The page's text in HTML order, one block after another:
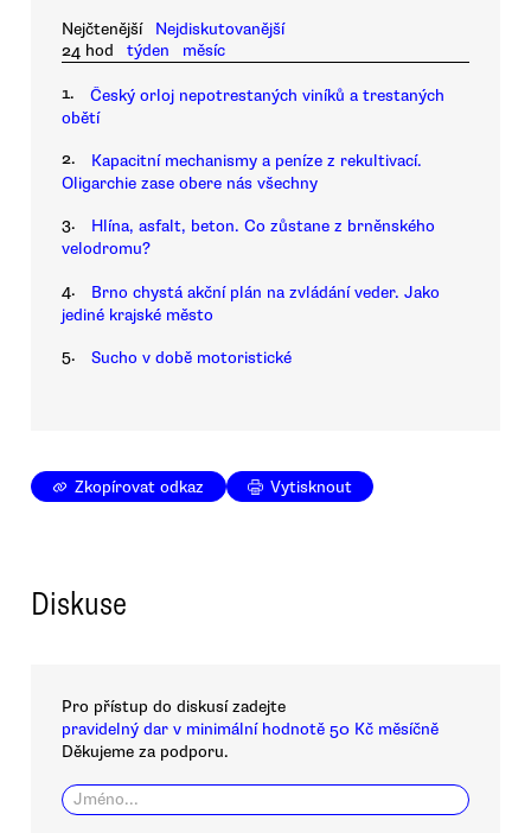
Nejčtenější
Nejdiskutovanější
24 hod
týden měsíc
1.
Český orloj nepotrestaných viníků a trestaných
obětí
2.
Kapacitní mechanismy a peníze z rekultivací.
Oligarchie zase obere nás všechny
3.
Hlína, asfalt, beton. Co zůstane z brněnského
velodromu?
4.
Brno chystá akční plán na zvládání veder. Jako
jediné krajské město
5. Sucho v době motoristické
Zkopírovat odkaz Vytisknout
Diskuse
Pro přístup do diskusí zadejte
pravidelný dar v minimální hodnotě 50 Kč měsíčně
Děkujeme za podporu.